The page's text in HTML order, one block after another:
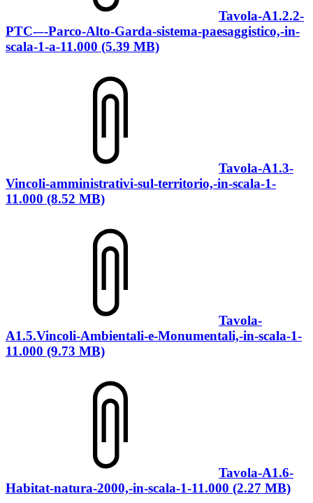
Tavola-A1.2.2-
PTC-–-Parco-Alto-Garda-sistema-paesaggistico,-in-
scala-1-a-11.000 (5.39 MB)
Tavola-A1.3-
Vincoli-amministrativi-sul-territorio,-in-scala-1-
11.000 (8.52 MB)
Tavola-
A1.5.Vincoli-Ambientali-e-Monumentali,-in-scala-1-
11.000 (9.73 MB)
Tavola-A1.6-
Habitat-natura-2000,-in-scala-1-11.000 (2.27 MB)